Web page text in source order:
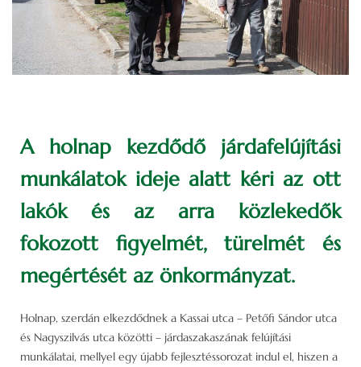
A holnap kezdődő járdafelújítási
munkálatok ideje alatt kéri az ott
lakók és az arra közlekedők
fokozott figyelmét, türelmét és
megértését az önkormányzat.
Holnap, szerdán elkezdődnek a Kassai utca – Petőfi Sándor utca
és Nagyszilvás utca közötti – járdaszakaszának felújítási
munkálatai, mellyel egy újabb fejlesztéssorozat indul el, hiszen a